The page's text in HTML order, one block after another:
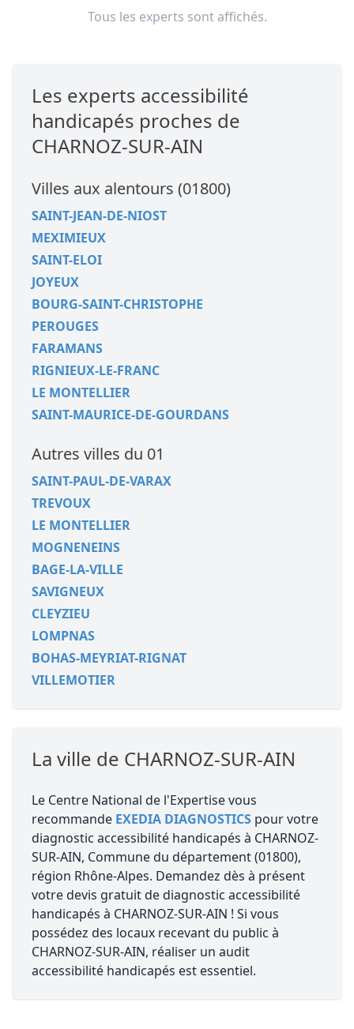
Tous les experts sont affichés.
Les experts accessibilité
handicapés proches de
CHARNOZ-SUR-AIN
Villes aux alentours (01800)
SAINT-JEAN-DE-NIOST
MEXIMIEUX
SAINT-ELOI
JOYEUX
BOURG-SAINT-CHRISTOPHE
PEROUGES
FARAMANS
RIGNIEUX-LE-FRANC
LE MONTELLIER
SAINT-MAURICE-DE-GOURDANS
Autres villes du 01
SAINT-PAUL-DE-VARAX
TREVOUX
LE MONTELLIER
MOGNENEINS
BAGE-LA-VILLE
SAVIGNEUX
CLEYZIEU
LOMPNAS
BOHAS-MEYRIAT-RIGNAT
VILLEMOTIER
La ville de CHARNOZ-SUR-AIN
Le Centre National de l'Expertise vous
recommande EXEDIA DIAGNOSTICS pour votre
diagnostic accessibilité handicapés à CHARNOZ-
SUR-AIN, Commune du département (01800),
région Rhône-Alpes. Demandez dès à présent
votre devis gratuit de diagnostic accessibilité
handicapés à CHARNOZ-SUR-AIN ! Si vous
possédez des locaux recevant du public à
CHARNOZ-SUR-AIN, réaliser un audit
accessibilité handicapés est essentiel.